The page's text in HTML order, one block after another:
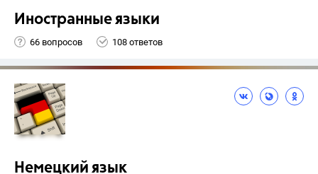
Иностранные языки
66 вопросов 108 ответов
Немецкий язык